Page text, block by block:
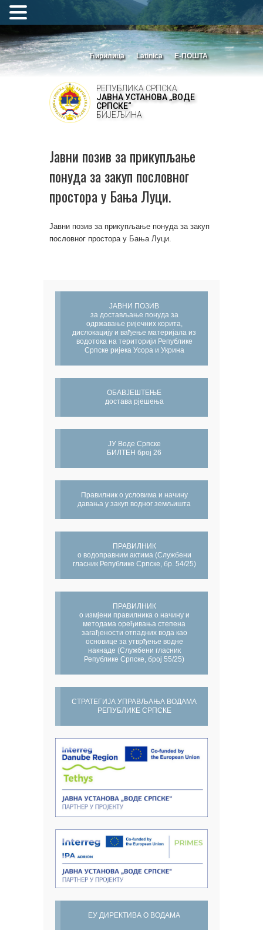
Ћирилица Latinica Е-ПОШТА
РЕПУБЛИКА СРПСКА
ЈАВНА УСТАНОВА „ВОДЕ
СРПСКЕ“
БИЈЕЉИНА
Јавни позив за прикупљање
понуда за закуп пословног
простора у Бања Луци.
Јавни позив за прикупљање понуда за закуп
пословног простора у Бања Луци.
ЈАВНИ ПОЗИВ
за достављање понуда за
одржавање ријечних корита,
дислокацију и вађење материјала из
водотока на територији Републике
Српске ријека Усора и Укрина
ОБАВЈЕШТЕЊЕ
достава рјешења
ЈУ Воде Српске
БИЛТЕН број 26
Правилник о условима и начину
давања у закуп водног земљишта
ПРАВИЛНИК
о водоправним актима (Службени
гласник Републике Српске, бр. 54/25)
ПРАВИЛНИК
о измјени правилника о начину и
методама оређивања степена
загађености отпадних вода као
основице за утврђење водне
накнаде (Службени гласник
Републике Српске, број 55/25)
СТРАТЕГИЈА УПРАВЉАЊА ВОДАМА
РЕПУБЛИКЕ СРПСКЕ
ЕУ ДИРЕКТИВА О ВОДАМА